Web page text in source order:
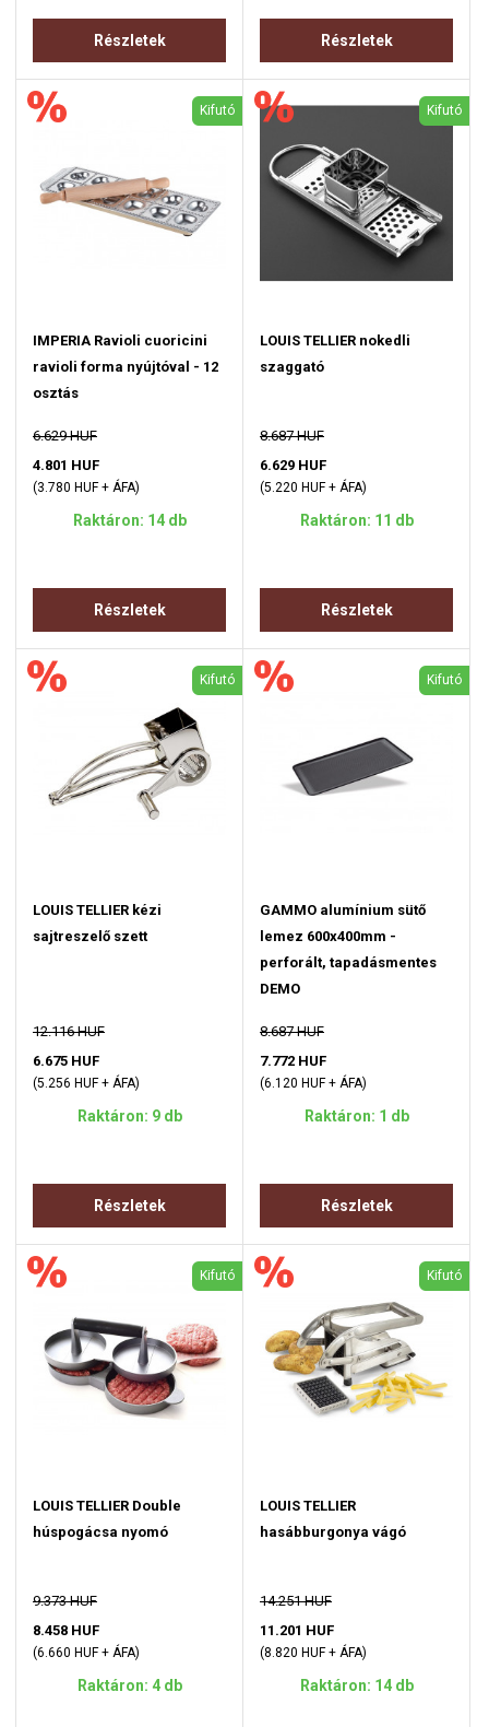
Részletek Részletek
Kifutó
IMPERIA Ravioli cuoricini
ravioli forma nyújtóval - 12
osztás
6.629 HUF
4.801 HUF
(3.780 HUF + ÁFA)
Raktáron: 14 db
Részletek
Kifutó
LOUIS TELLIER nokedli
szaggató
8.687 HUF
6.629 HUF
(5.220 HUF + ÁFA)
Raktáron: 11 db
Részletek
Kifutó
LOUIS TELLIER kézi
sajtreszelő szett
12.116 HUF
6.675 HUF
(5.256 HUF + ÁFA)
Raktáron: 9 db
Részletek
Kifutó
GAMMO alumínium sütő
lemez 600x400mm -
perforált, tapadásmentes
DEMO
8.687 HUF
7.772 HUF
(6.120 HUF + ÁFA)
Raktáron: 1 db
Részletek
Kifutó
LOUIS TELLIER Double
húspogácsa nyomó
9.373 HUF
8.458 HUF
(6.660 HUF + ÁFA)
Raktáron: 4 db
Kifutó
LOUIS TELLIER
hasábburgonya vágó
14.251 HUF
11.201 HUF
(8.820 HUF + ÁFA)
Raktáron: 14 db